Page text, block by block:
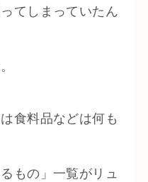
てしまっていたん
食料品などは何も
もの」一覧がリュ